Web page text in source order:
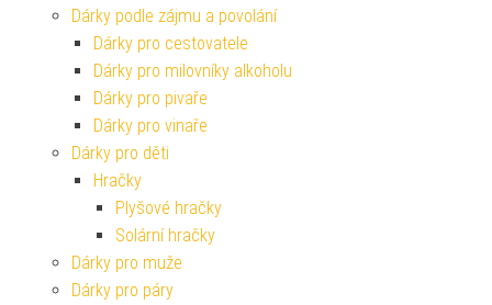
Dárky podle zájmu a povolání
Dárky pro cestovatele
Dárky pro milovníky alkoholu
Dárky pro pivaře
Dárky pro vinaře
Dárky pro děti
Hračky
Plyšové hračky
Solární hračky
Dárky pro muže
Dárky pro páry